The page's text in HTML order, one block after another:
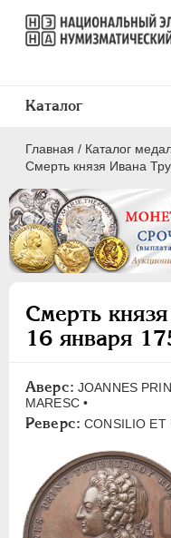
Главная / Каталог
Смерть князя Ивана
Смерть
16 января
Аверс: JOANNES
MARESC •
Реверс: CONSILIO ЕТ
Каталог
ВСЕ
ЕКАТЕРИНА I 1725-
ПЕТР II 1727-1729
ИОАНН
ЕЛИЗАВЕТА 1741-
Латинская надпись
B C D
N
P Q R